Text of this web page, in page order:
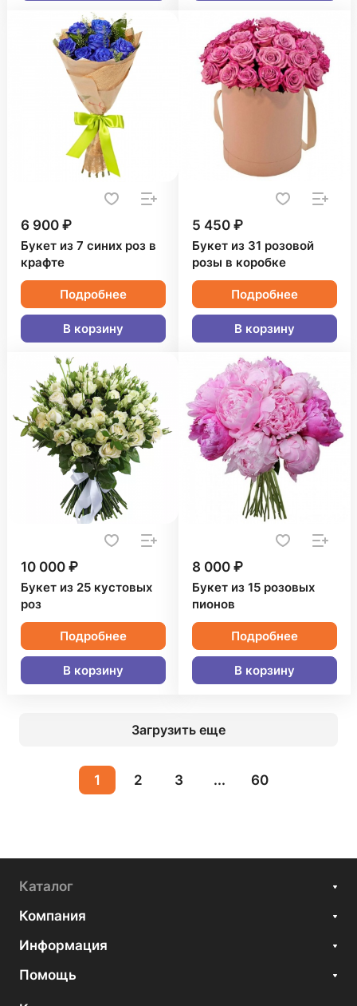
6 900 ₽
Букет из 7 синих роз в
крафте
Подробнее
В корзину
5 450 ₽
Букет из 31 розовой
розы в коробке
Подробнее
В корзину
10 000 ₽
Букет из 25 кустовых
роз
Подробнее
В корзину
8 000 ₽
Букет из 15 розовых
пионов
Подробнее
В корзину
Загрузить еще
1 2 3 ... 60
Каталог
Компания
Информация
Помощь